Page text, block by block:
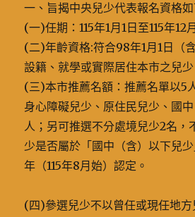
一、旨揭中央兒少代表報名資格如
(一)任期：115年1月1日至115年12
(二)年齡資格:符合98年1月1日（
設籍、就學或實際居住本市之兒少
(三)本市推薦名額：推薦名單以5
身心障礙兒少、原住民兒少、國
人；另可推選不分處境兒少2名，
少是否屬於「國中（含）以下兒
年（115年8月始）認定。
(四)參選兒少不以曾任或現任地方